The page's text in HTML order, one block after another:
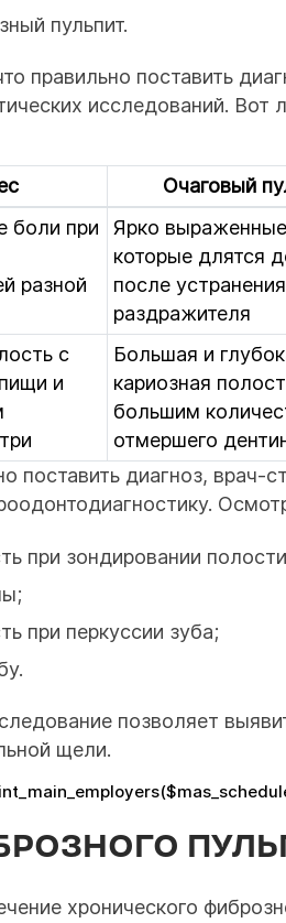
пульпит.
правильно поставить
исследований. Вот
Очаговый
боли при
разной
Ярко
которые длятся
после устранения
раздражителя
с
и
Большая и
кариозная
большим
отмершего
поставить диагноз, врач-
при зондировании
при перкуссии зуба;
позволяет
щели.
хронического